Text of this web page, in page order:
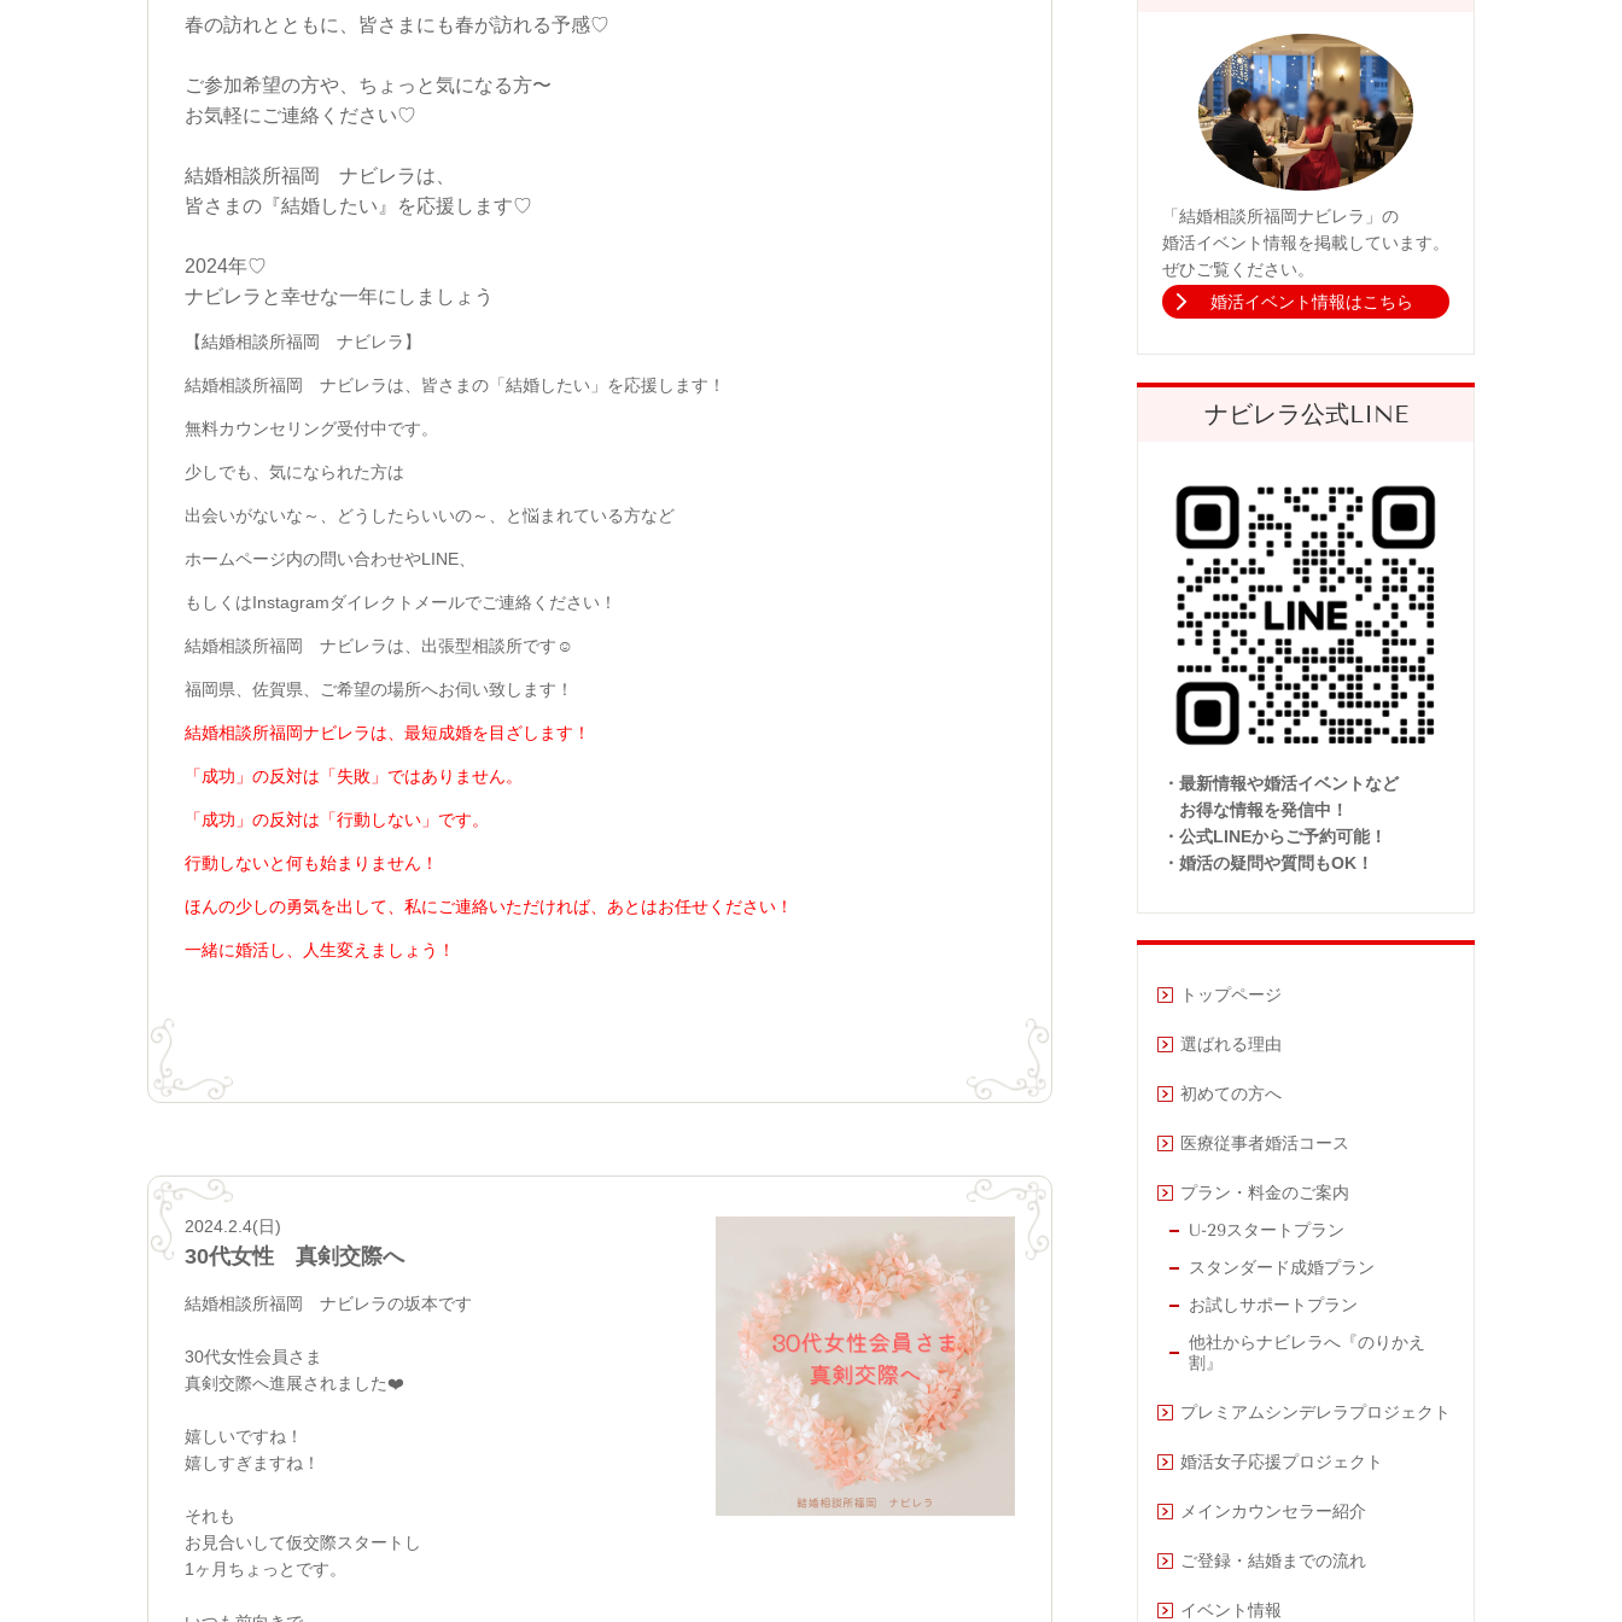
春の訪れとともに、皆さまにも春が訪れる予感♡
ご参加希望の方や、ちょっと気になる方〜
お気軽にご連絡ください♡
結婚相談所福岡 ナビレラは、
皆さまの『結婚したい』を応援します♡
2024年♡
ナビレラと幸せな一年にしましょう
【結婚相談所福岡 ナビレラ】
結婚相談所福岡 ナビレラは、皆さまの「結婚したい」を応援します！
無料カウンセリング受付中です。
少しでも、気になられた方は
出会いがないな～、どうしたらいいの～、と悩まれている方など
ホームページ内の問い合わせやLINE、
もしくはInstagramダイレクトメールでご連絡ください！
結婚相談所福岡 ナビレラは、出張型相談所です☺
福岡県、佐賀県、ご希望の場所へお伺い致します！
結婚相談所福岡ナビレラは、最短成婚を目ざします！
「成功」の反対は「失敗」ではありません。
「成功」の反対は「行動しない」です。
行動しないと何も始まりません！
ほんの少しの勇気を出して、私にご連絡いただければ、あとはお任せください！
一緒に婚活し、人生変えましょう！
2024.2.4(日)
30代女性 真剣交際へ
結婚相談所福岡 ナビレラの坂本です
30代女性会員さま
真剣交際へ進展されました❤️
嬉しいですね！
嬉しすぎますね！
それも
お見合いして仮交際スタートし
1ヶ月ちょっとです。
「結婚相談所福岡ナビレラ」の
婚活イベント情報を掲載しています。
ぜひご覧ください。
婚活イベント情報はこちら
ナビレラ公式LINE
・最新情報や婚活イベントなど
お得な情報を発信中！
・公式LINEからご予約可能！
・婚活の疑問や質問もOK！
トップページ
選ばれる理由
初めての方へ
医療従事者婚活コース
プラン・料金のご案内
U-29スタートプラン
スタンダード成婚プラン
お試しサポートプラン
他社からナビレラへ『のりかえ
割』
プレミアムシンデレラプロジェクト
婚活女子応援プロジェクト
メインカウンセラー紹介
ご登録・結婚までの流れ
イベント情報